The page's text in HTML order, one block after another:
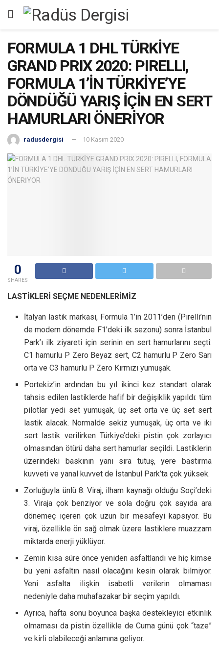
FORMULA 1 DHL TÜRKİYE
GRAND PRIX 2020: PIRELLI,
FORMULA 1’İN TÜRKİYE’YE
DÖNDÜĞÜ YARIŞ İÇİN EN SERT
HAMURLARI ÖNERİYOR
radusdergisi 10 Kasım 2020
0
SHARES
LASTİKLERİ SEÇME NEDENLERİMİZ
İtalyan lastik markası, Formula 1’in 2011’den (Pirelli’nin
de modern dönemde F1’deki ilk sezonu) sonra İstanbul
Park’ı ilk ziyareti için serinin en sert hamurlarını seçti:
C1 hamurlu P Zero Beyaz sert, C2 hamurlu P Zero Sarı
orta ve C3 hamurlu P Zero Kırmızı yumuşak.
Portekiz’in ardından bu yıl ikinci kez standart olarak
tahsis edilen lastiklerde hafif bir değişiklik yapıldı: tüm
pilotlar yedi set yumuşak, üç set orta ve üç set sert
lastik alacak. Normalde sekiz yumuşak, üç orta ve iki
sert lastik verilirken Türkiye’deki pistin çok zorlayıcı
olmasından ötürü daha sert hamurlar seçildi. Lastiklerin
üzerindeki baskının yanı sıra tutuş, yere bastırma
kuvveti ve yanal kuvvet de İstanbul Park’ta çok yüksek.
Zorluğuyla ünlü 8. Viraj, ilham kaynağı olduğu Soçi’deki
3. Viraja çok benziyor ve sola doğru çok sayıda ara
dönemeç içeren çok uzun bir mesafeyi kapsıyor. Bu
viraj, özellikle ön sağ olmak üzere lastiklere muazzam
miktarda enerji yüklüyor.
Zemin kısa süre önce yeniden asfaltlandı ve hiç kimse
bu yeni asfaltın nasıl olacağını kesin olarak bilmiyor.
Yeni asfalta ilişkin isabetli verilerin olmaması
nedeniyle daha muhafazakar bir seçim yapıldı.
Ayrıca, hafta sonu boyunca başka destekleyici etkinlik
olmaması da pistin özellikle de Cuma günü çok “taze”
ve kirli olabileceği anlamına geliyor.